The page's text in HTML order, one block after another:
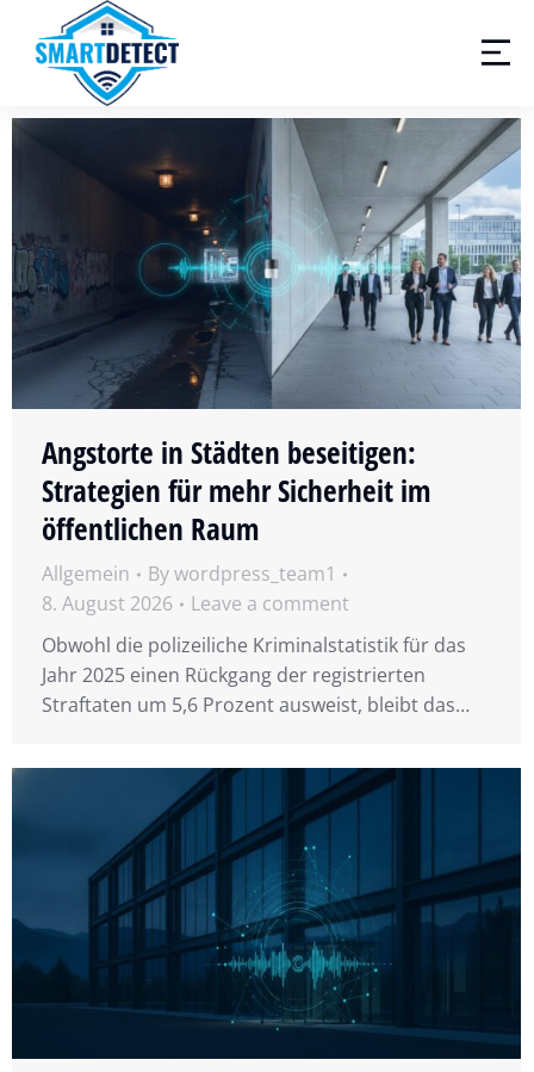
Angstorte in Städten beseitigen:
Strategien für mehr Sicherheit im
öffentlichen Raum
Allgemein Bywordpress_team1
8. August 2026
Leave a comment
Obwohl die polizeiliche Kriminalstatistik für das
Jahr 2025 einen Rückgang der registrierten
Straftaten um 5,6 Prozent ausweist, bleibt das…